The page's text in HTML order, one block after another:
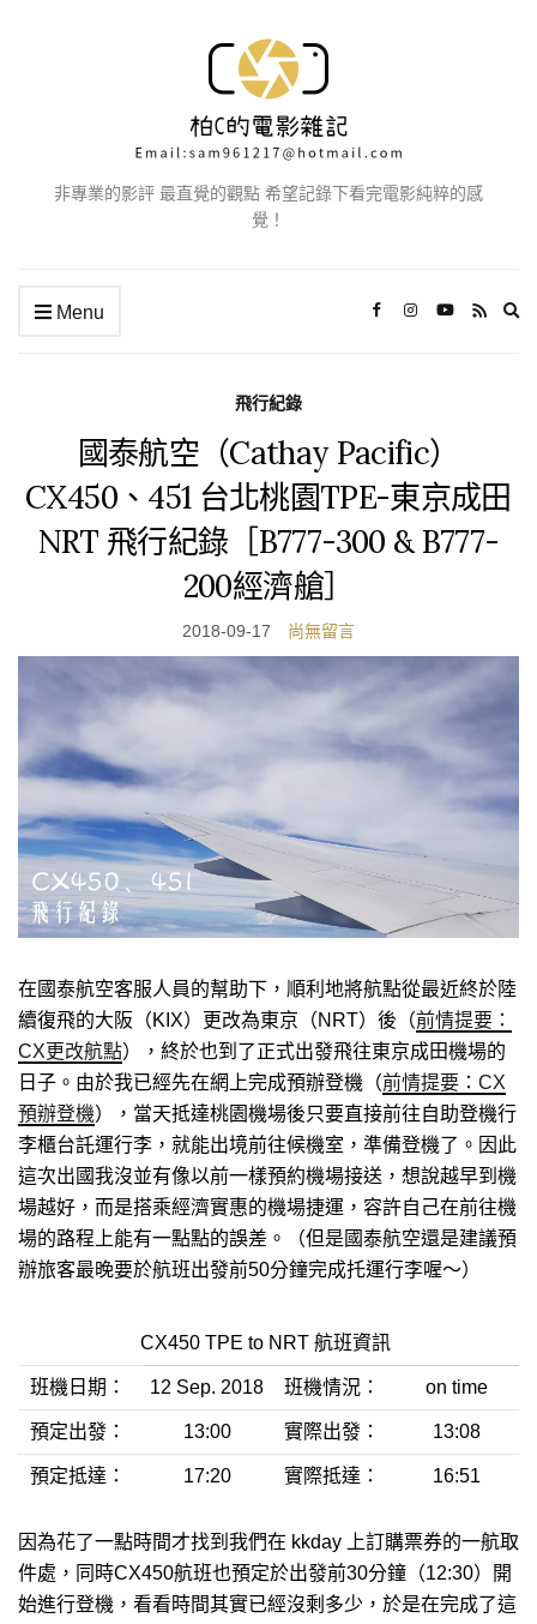
非專業的影評 最直覺的觀點 希望記錄下看完電影純粹的感
覺！
Menu
飛行紀錄
國泰航空（Cathay Pacific）
CX450、451 台北桃園TPE-東京成田
NRT 飛行紀錄［B777-300 & B777-
200經濟艙］
2018-09-17 尚無留言
在國泰航空客服人員的幫助下，順利地將航點從最近終於陸
續復飛的大阪（KIX）更改為東京（NRT）後（前情提要：
CX更改航點），終於也到了正式出發飛往東京成田機場的
日子。由於我已經先在網上完成預辦登機（前情提要：CX
預辦登機），當天抵達桃園機場後只要直接前往自助登機行
李櫃台託運行李，就能出境前往候機室，準備登機了。因此
這次出國我沒並有像以前一樣預約機場接送，想說越早到機
場越好，而是搭乘經濟實惠的機場捷運，容許自己在前往機
場的路程上能有一點點的誤差。（但是國泰航空還是建議預
辦旅客最晚要於航班出發前50分鐘完成托運行李喔～）
CX450 TPE to NRT 航班資訊
班機日期： 12 Sep. 2018 班機情況： on time
預定出發： 13:00 實際出發： 13:08
預定抵達： 17:20 實際抵達： 16:51
因為花了一點時間才找到我們在 kkday 上訂購票券的一航取
件處，同時CX450航班也預定於出發前30分鐘（12:30）開
始進行登機，看看時間其實已經沒剩多少，於是在完成了這